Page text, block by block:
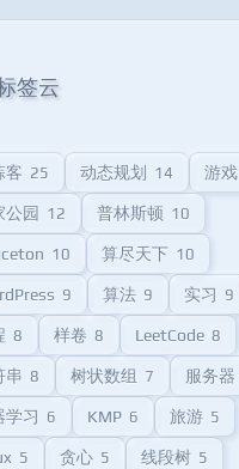
签云
客 25 动态规划 14 游戏
公园 12 普林斯顿 10
10 算尽天下 10
9 算法 9 实习 9
8 样卷 8 LeetCode 8
串 8 树状数组 7 服务器
学习 6 KMP 6 旅游 5
5 贪心 5 线段树 5